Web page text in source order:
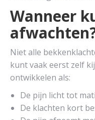
Wanneer
Niet alle
kunt vaak eerst zelf
ontwikkelen als:
De pijn licht tot
De klachten kort